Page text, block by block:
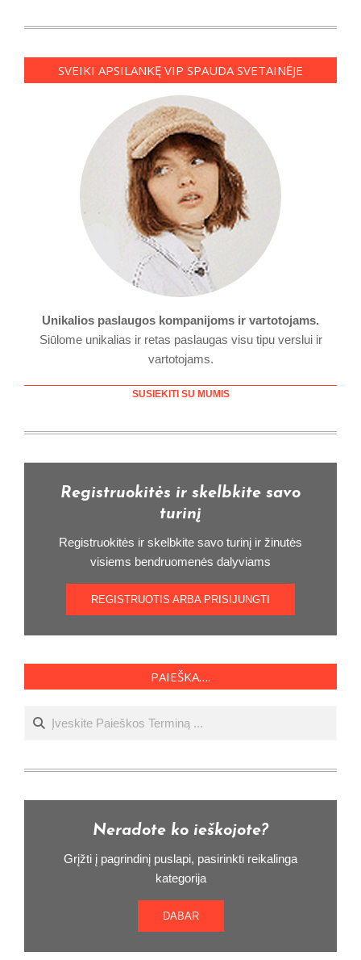
SVEIKI APSILANKĘ VIP SPAUDA SVETAINĖJE
Unikalios paslaugos kompanijoms ir vartotojams.
Siūlome unikalias ir retas paslaugas visu tipu verslui ir
vartotojams.
SUSIEKITI SU MUMIS
Registruokitės ir skelbkite savo
turinį
Registruokitės ir skelbkite savo turinį ir žinutės
visiems bendruomenės dalyviams
REGISTRUOTIS ARBA PRISIJUNGTI
PAIEŠKA….
Ieškoti
Neradote ko ieškojote?
Grįžti į pagrindinį puslapi, pasirinkti reikalinga
kategorija
DABAR